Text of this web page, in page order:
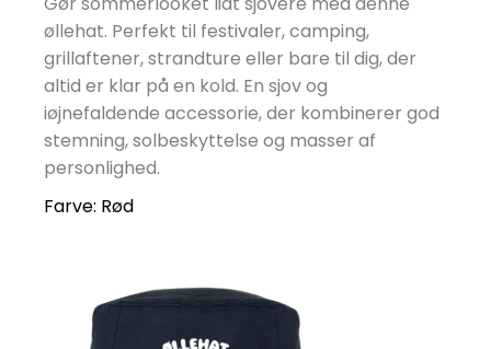
øllehat. Perfekt til festivaler, camping,
grillaftener, strandture eller bare til dig, der
altid er klar på en kold. En sjov og
iøjnefaldende accessorie, der kombinerer god
stemning, solbeskyttelse og masser af
personlighed.
Farve: Rød